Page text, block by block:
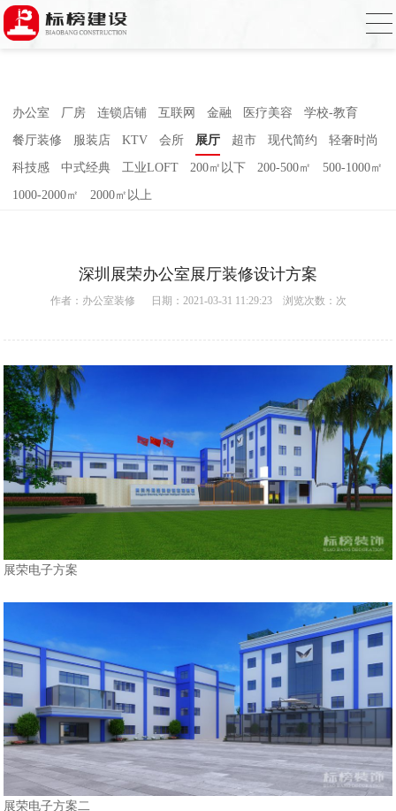
小黄片大全下载,小黄片应用下载,小黄片短
视频,下载小黄片免费
办公室 厂房 连锁店铺 互联网 金融 医疗美容 学校-教育
餐厅装修 服装店 KTV 会所 展厅 超市 现代简约 轻奢时尚
科技感 中式经典 工业LOFT 200㎡以下 200-500㎡ 500-1000㎡
1000-2000㎡ 2000㎡以上
深圳展荣办公室展厅装修设计方案
作者： 办公室装修 日期：2021-03-31 11:29:23 浏览次数： 次
展荣电子方案
展荣电子方案二